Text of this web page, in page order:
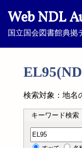
Web NDL
国立国会図書館典拠
検索対象：地名
キーワード検索
分類記号検索